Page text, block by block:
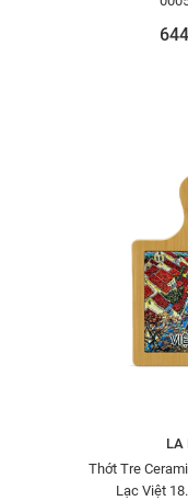
LA
Thớt Tre
Lạc Việt